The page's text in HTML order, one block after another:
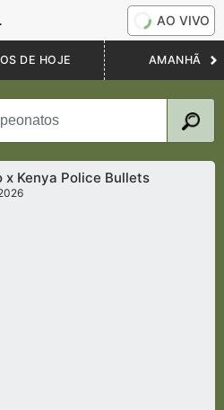
AO VIVO
DE HOJE AMANHÃ
Kenya Police Bullets